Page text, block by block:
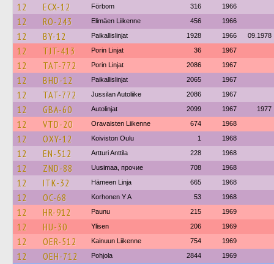
12 ECX-12 Förbom 316 1966
12 RO-243 Elimäen Liikenne 456 1966
12 BY-12 Paikallislinjat 1928 1966 09.1978
12 TJT-413 Porin Linjat 36 1967
12 TAT-772 Porin Linjat 2086 1967
12 BHD-12 Paikallislinjat 2065 1967
12 TAT-772 Jussilan Autoliike 2086 1967
12 GBA-60 Autolinjat 2099 1967 1977
12 VTD-20 Oravaisten Liikenne 674 1968
12 OXY-12 Koiviston Oulu 1 1968
12 EN-512 Artturi Anttila 228 1968
12 ZND-88 Uusimaa, прочие 708 1968
12 ITK-32 Hämeen Linja 665 1968
12 OC-68 Korhonen Y A 53 1968
12 HR-912 Paunu 215 1969
12 HU-30 Ylisen 206 1969
12 OER-512 Kainuun Liikenne 754 1969
12 OEH-712 Pohjola 2844 1969